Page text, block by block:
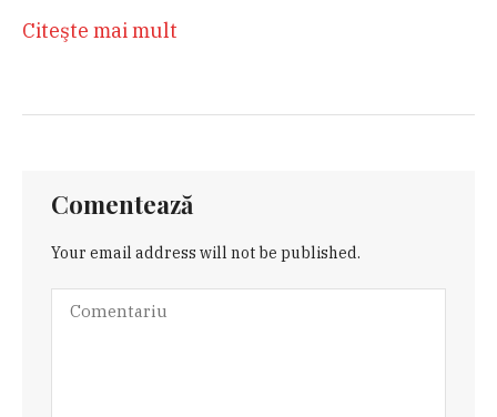
Citeşte mai mult
Comentează
Your email address will not be published.